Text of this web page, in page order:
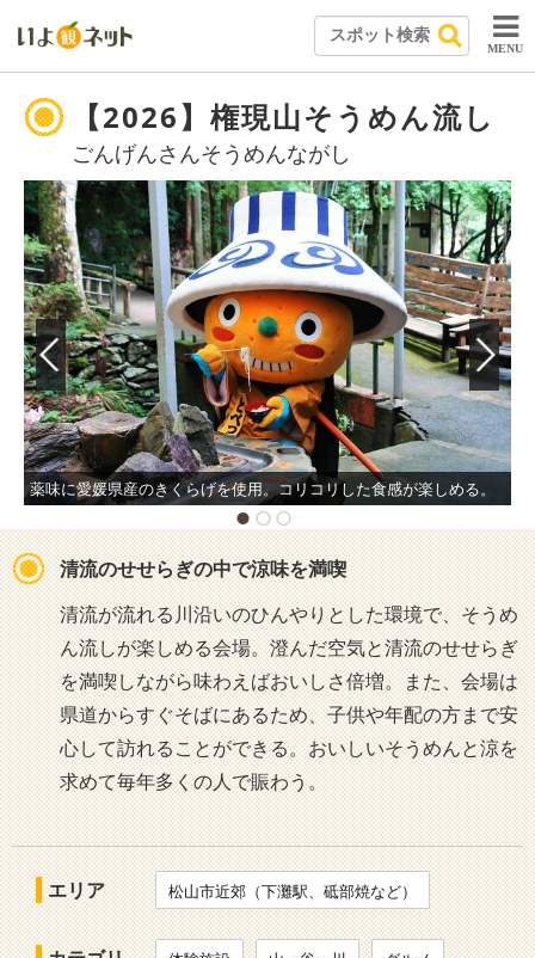
MENU
【2026】権現山そうめん流し
ごんげんさんそうめんながし
薬味に愛媛県産のきくらげを使用。コリコリした食感が楽しめる。
清流のせせらぎの中で涼味を満喫
清流が流れる川沿いのひんやりとした環境で、そうめ
ん流しが楽しめる会場。澄んだ空気と清流のせせらぎ
を満喫しながら味わえばおいしさ倍増。また、会場は
県道からすぐそばにあるため、子供や年配の方まで安
心して訪れることができる。おいしいそうめんと涼を
求めて毎年多くの人で賑わう。
エリア 松山市近郊（下灘駅、砥部焼など）